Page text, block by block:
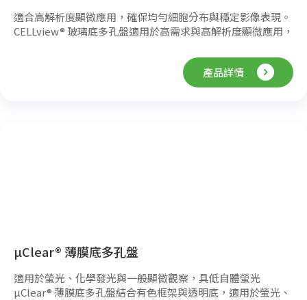
適合高解析度顯微應用，確保均勻細胞分布與穩定影像表現。
CELLview® 玻璃底多孔盤適用於高需求與高解析度顯微應用，
外成像效果。其孔型與幾何設計可降低液面彎月效應，確保細
胞分布均勻與影像一致性，並透過適當表面處理提升細胞附著
產品詳情
µClear® 薄膜底多孔盤
適用於螢光、化學發光與一般顯微觀察，具低自體螢光
µClear® 薄膜底多孔盤結合有色框架與透明底，適用於螢光、